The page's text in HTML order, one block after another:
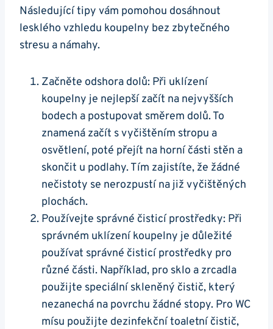
Následující tipy vám pomohou dosáhnout
lesklého vzhledu koupelny bez zbytečného
stresu a námahy.
Začněte odshora dolů: Při uklízení
koupelny je nejlepší začít na nejvyšších
bodech a postupovat směrem dolů. To
znamená začít s vyčištěním stropu a
osvětlení, poté přejít na horní části stěn a
skončit u podlahy. Tím zajistíte, že žádné
nečistoty se nerozpustí na již vyčištěných
plochách.
Používejte správné čisticí prostředky: Při
správném uklízení koupelny je důležité
používat správné čisticí prostředky pro
různé části. Například, pro sklo a zrcadla
použijte speciální skleněný čistič, který
nezanechá na povrchu žádné stopy. Pro WC
mísu použijte dezinfekční toaletní čistič,